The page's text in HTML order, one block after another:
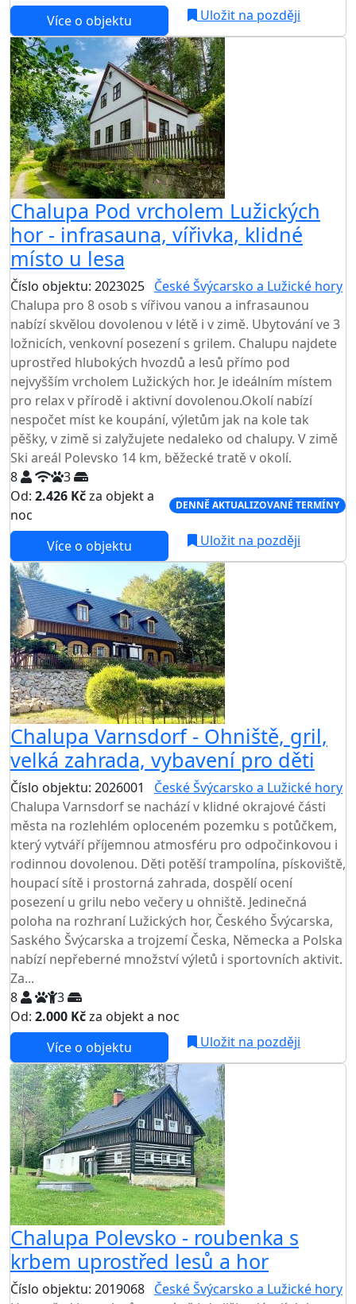
Více o objektu Uložit na později
Chalupa Pod vrcholem Lužických
hor - infrasauna, vířivka, klidné
místo u lesa
Číslo objektu: 2023025 České Švýcarsko a Lužické hory
Chalupa pro 8 osob s vířivou vanou a infrasaunou
nabízí skvělou dovolenou v létě i v zimě. Ubytování ve 3
ložnicích, venkovní posezení s grilem. Chalupu najdete
uprostřed hlubokých hvozdů a lesů přímo pod
nejvyšším vrcholem Lužických hor. Je ideálním místem
pro relax v přírodě i aktivní dovolenou.Okolí nabízí
nespočet míst ke koupání, výletům jak na kole tak
pěšky, v zimě si zalyžujete nedaleko od chalupy. V zimě
Ski areál Polevsko 14 km, běžecké tratě v okolí.
8
3
Od: 2.426 Kčza objekt a
noc
DENNĚ AKTUALIZOVANÉ TERMÍNY
Více o objektu Uložit na později
Chalupa Varnsdorf - Ohniště, gril,
velká zahrada, vybavení pro děti
Číslo objektu: 2026001
České Švýcarsko a Lužické hory
Chalupa Varnsdorf se nachází v klidné okrajové části
města na rozlehlém oploceném pozemku s potůčkem,
který vytváří příjemnou atmosféru pro odpočinkovou i
rodinnou dovolenou. Děti potěší trampolína, pískoviště,
houpací sítě i prostorná zahrada, dospělí ocení
posezení u grilu nebo večery u ohniště. Jedinečná
poloha na rozhraní Lužických hor, Českého Švýcarska,
Saského Švýcarska a trojzemí Česka, Německa a Polska
nabízí nepřeberné množství výletů i sportovních aktivit.
Za...
8
3
Od: 2.000 Kčza objekt a noc
Více o objektu Uložit na později
Chalupa Polevsko - roubenka s
krbem uprostřed lesů a hor
Číslo objektu: 2019068 České Švýcarsko a Lužické hory